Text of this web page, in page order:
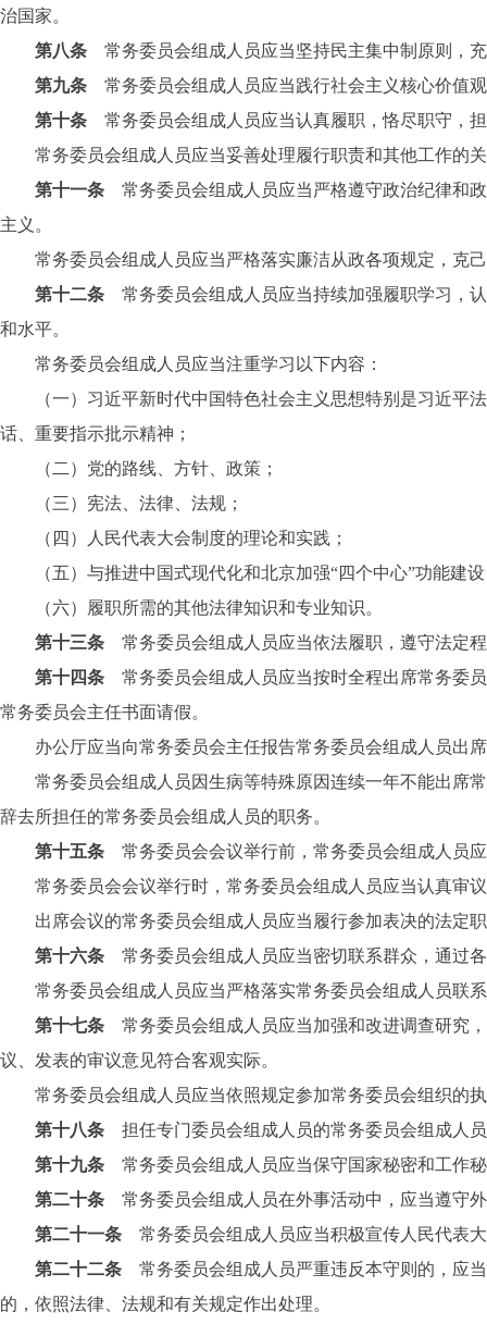
治国家。
第八条 常务委员会组成人员应当坚持民主集中制原则，
第九条 常务委员会组成人员应当践行社会主义核心价值
第十条 常务委员会组成人员应当认真履职，恪尽职守，
常务委员会组成人员应当妥善处理履行职责和其他工作的关
第十一条 常务委员会组成人员应当严格遵守政治纪律和
主义。
常务委员会组成人员应当严格落实廉洁从政各项规定，克
第十二条 常务委员会组成人员应当持续加强履职学习，
和水平。
常务委员会组成人员应当注重学习以下内容：
（一）习近平新时代中国特色社会主义思想特别是习近平法
话、重要指示批示精神；
（二）党的路线、方针、政策；
（三）宪法、法律、法规；
（四）人民代表大会制度的理论和实践；
（五）与推进中国式现代化和北京加强“四个中心”功能建设
（六）履职所需的其他法律知识和专业知识。
第十三条 常务委员会组成人员应当依法履职，遵守法定
第十四条 常务委员会组成人员应当按时全程出席常务委
常务委员会主任书面请假。
办公厅应当向常务委员会主任报告常务委员会组成人员出
常务委员会组成人员因生病等特殊原因连续一年不能出席常
辞去所担任的常务委员会组成人员的职务。
第十五条 常务委员会会议举行前，常务委员会组成人员
常务委员会会议举行时，常务委员会组成人员应当认真审
出席会议的常务委员会组成人员应当履行参加表决的法定职
第十六条 常务委员会组成人员应当密切联系群众，通过
常务委员会组成人员应当严格落实常务委员会组成人员联系
第十七条 常务委员会组成人员应当加强和改进调查研究
议、发表的审议意见符合客观实际。
常务委员会组成人员应当依照规定参加常务委员会组织的执
第十八条 担任专门委员会组成人员的常务委员会组成人
第十九条 常务委员会组成人员应当保守国家秘密和工作
第二十条 常务委员会组成人员在外事活动中，应当遵守
第二十一条 常务委员会组成人员应当积极宣传人民代表
第二十二条 常务委员会组成人员严重违反本守则的，应
的，依照法律、法规和有关规定作出处理。